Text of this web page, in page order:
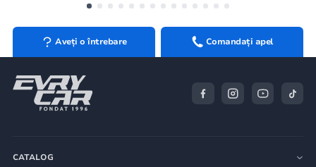
Aveți o întrebare Comandați apel
CATALOG